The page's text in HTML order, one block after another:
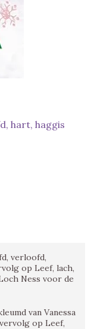
hart, haggis
verloofd,
op Leef, lach,
Ness voor de
van Vanessa
op Leef,